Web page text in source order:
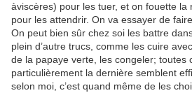
àviscères) pour les tuer, et on fouette la
pour les attendrir. On va essayer de
On peut bien sûr chez soi les battre
plein d’autre trucs, comme les cuire
de la papaye verte, les congeler; toutes
particulièrement la dernière semblent
selon moi, c’est quand même de les